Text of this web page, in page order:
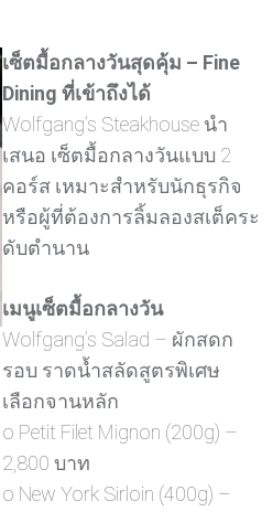
เซ็ตมื้อกลางวันสุดคุ้ม – Fine
Dining ที่เข้าถึงได้
Wolfgang’s Steakhouse นำ
เสนอ เซ็ตมื้อกลางวันแบบ 2
คอร์ส เหมาะสำหรับนักธุรกิจ
หรือผู้ที่ต้องการลิ้มลองสเต็คระ
ดับตำนาน
เมนูเซ็ตมื้อกลางวัน
Wolfgang’s Salad – ผักสดก
รอบ ราดน้ำสลัดสูตรพิเศษ
เลือกจานหลัก
o Petit Filet Mignon (200g) –
2,800 บาท
o New York Sirloin (400g) –